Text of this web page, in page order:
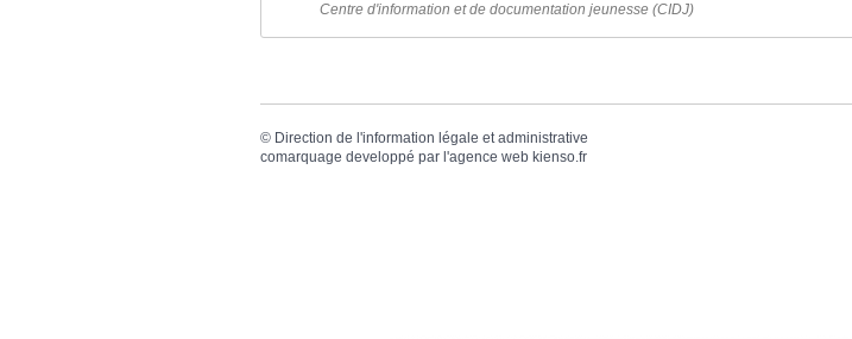
Centre d'information et de documentation jeunesse (CIDJ)
© Direction de l'information légale et administrative
comarquage developpé par l'agence web kienso.fr